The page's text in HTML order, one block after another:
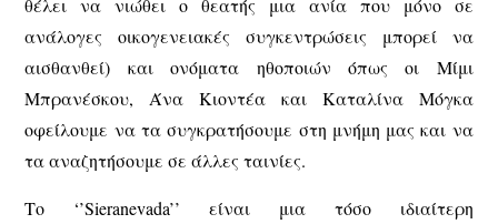
θέλει να νιώθει ο θεατής μια ανία που μόνο σε
ανάλογες οικογενειακές συγκεντρώσεις μπορεί να
αισθανθεί) και ονόματα ηθοποιών όπως οι Μίμι
Μπρανέσκου, Άνα Κιοντέα και Καταλίνα Μόγκα
οφείλουμε να τα συγκρατήσουμε στη μνήμη μας και να
τα αναζητήσουμε σε άλλες ταινίες.
Το ‘’Sieranevada’’ είναι μια τόσο ιδιαίτερη